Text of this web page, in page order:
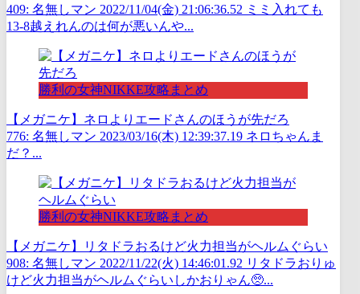
409: 名無しマン 2022/11/04(金) 21:06:36.52 ミミ入れても
13-8越えれんのは何が悪いんや...
勝利の女神NIKKE攻略まとめ
【メガニケ】ネロよりエードさんのほうが先だろ
776: 名無しマン 2023/03/16(木) 12:39:37.19 ネロちゃんま
だ？...
勝利の女神NIKKE攻略まとめ
【メガニケ】リタドラおるけど火力担当がヘルムぐらい
908: 名無しマン 2022/11/22(火) 14:46:01.92 リタドラおりゅ
けど火力担当がヘルムぐらいしかおりゃん🥺...